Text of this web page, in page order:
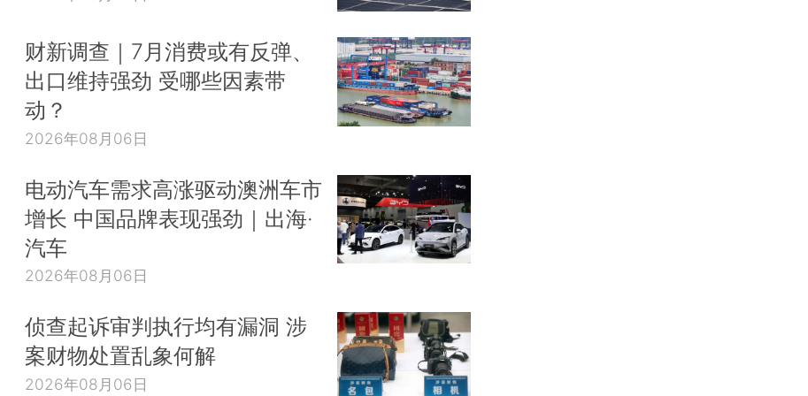
财新调查｜7月消费或有反弹、
出口维持强劲 受哪些因素带
动？
2026年08月06日
电动汽车需求高涨驱动澳洲车市
增长 中国品牌表现强劲｜出海·
汽车
2026年08月06日
侦查起诉审判执行均有漏洞 涉
案财物处置乱象何解
2026年08月06日